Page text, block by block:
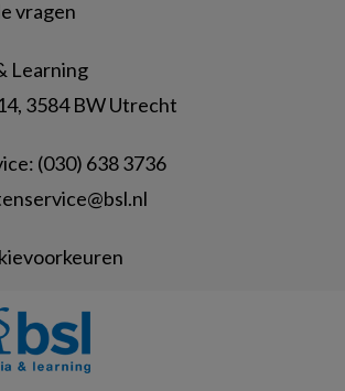
vragen
Learning
3584 BW Utrecht
(030) 638 3736